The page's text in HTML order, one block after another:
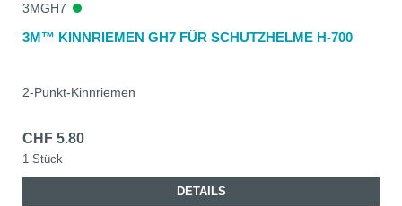
3MGH7
3M™ KINNRIEMEN GH7 FÜR SCHUTZHELME H-700
2-Punkt-Kinnriemen
CHF 5.80
1 Stück
DETAILS